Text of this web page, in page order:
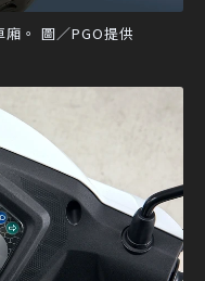
。 圖／PGO提供